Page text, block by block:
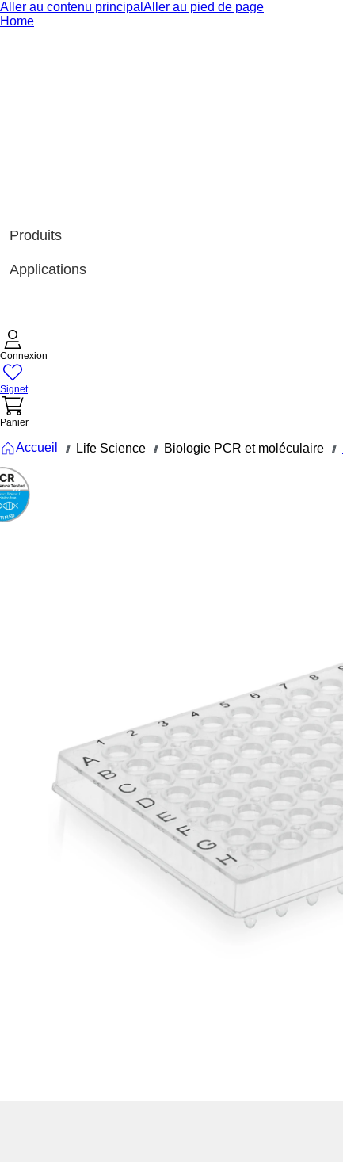
Aller au contenu principal Aller au pied de page
Home
Produits
Applications
Connexion
Signet
Panier
Accueil /// Life Science /// Biologie PCR et moléculaire ///